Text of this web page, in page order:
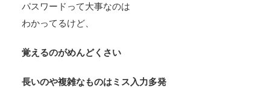
パスワードって大事なのは
わかってるけど、
覚えるのがめんどくさい
長いのや複雑なものはミス入力多発